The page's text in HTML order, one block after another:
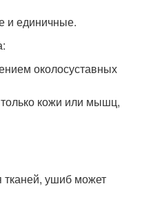
и единичные.
околосуставных
кожи или мышц,
тканей, ушиб может